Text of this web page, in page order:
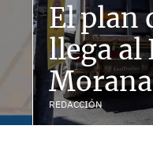
El plan
llega al
Morana
REDACCIÓN